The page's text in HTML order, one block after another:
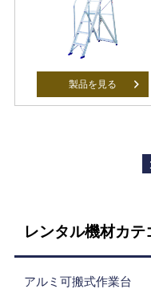
製品を見る
レンタル機材カテ
アルミ可搬式作業台